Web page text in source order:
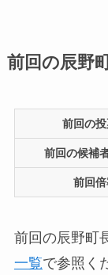
前回の辰野
前回の
前回の候補
前回
前回の辰野町
一覧で参照く